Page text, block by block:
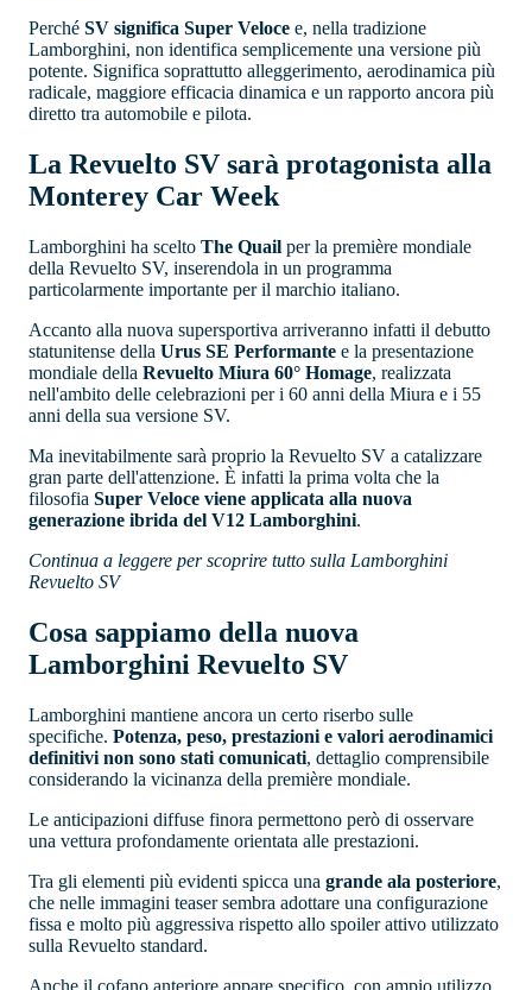
Perché SV significa Super Veloce e, nella tradizione
Lamborghini, non identifica semplicemente una versione più
potente. Significa soprattutto alleggerimento, aerodinamica più
radicale, maggiore efficacia dinamica e un rapporto ancora più
diretto tra automobile e pilota.
La Revuelto SV sarà protagonista alla
Monterey Car Week
Lamborghini ha scelto The Quail per la première mondiale
della Revuelto SV, inserendola in un programma
particolarmente importante per il marchio italiano.
Accanto alla nuova supersportiva arriveranno infatti il debutto
statunitense della Urus SE Performante e la presentazione
mondiale della Revuelto Miura 60° Homage, realizzata
nell'ambito delle celebrazioni per i 60 anni della Miura e i 55
anni della sua versione SV.
Ma inevitabilmente sarà proprio la Revuelto SV a catalizzare
gran parte dell'attenzione. È infatti la prima volta che la
filosofia Super Veloce viene applicata alla nuova
generazione ibrida del V12 Lamborghini.
Continua a leggere per scoprire tutto sulla Lamborghini
Revuelto SV
Cosa sappiamo della nuova
Lamborghini Revuelto SV
Lamborghini mantiene ancora un certo riserbo sulle
specifiche. Potenza, peso, prestazioni e valori aerodinamici
definitivi non sono stati comunicati, dettaglio comprensibile
considerando la vicinanza della première mondiale.
Le anticipazioni diffuse finora permettono però di osservare
una vettura profondamente orientata alle prestazioni.
Tra gli elementi più evidenti spicca una grande ala posteriore,
che nelle immagini teaser sembra adottare una configurazione
fissa e molto più aggressiva rispetto allo spoiler attivo utilizzato
sulla Revuelto standard.
Anche il cofano anteriore appare specifico, con ampio utilizzo